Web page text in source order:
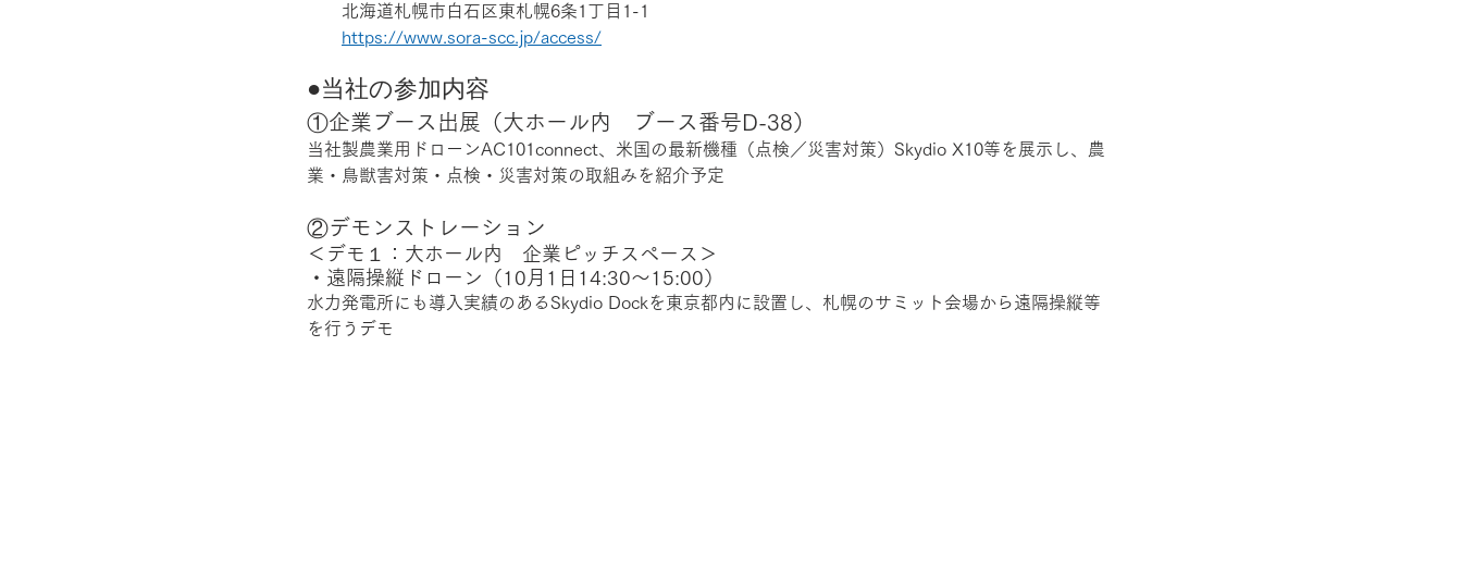
北海道札幌市白石区東札幌6条1丁目1-1
https://www.sora-scc.jp/access/
●当社の参加内容
①企業ブース出展（大ホール内　ブース番号D-38）
当社製農業用ドローンAC101connect、米国の最新機種（点検／災害対策）Skydio X10等を展示し、農
業・鳥獣害対策・点検・災害対策の取組みを紹介予定
②デモンストレーション
＜デモ１：大ホール内　企業ピッチスペース＞
・遠隔操縦ドローン（10月1日14:30～15:00）
水力発電所にも導入実績のあるSkydio Dockを東京都内に設置し、札幌のサミット会場から遠隔操縦等
を行うデモ